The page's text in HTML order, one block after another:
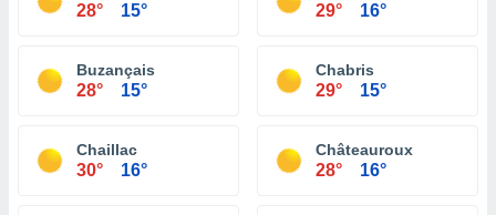
28° 15° 29° 16°
Buzançais
28° 15°
Chabris
29° 15°
Chaillac
30° 16°
Châteauroux
28° 16°